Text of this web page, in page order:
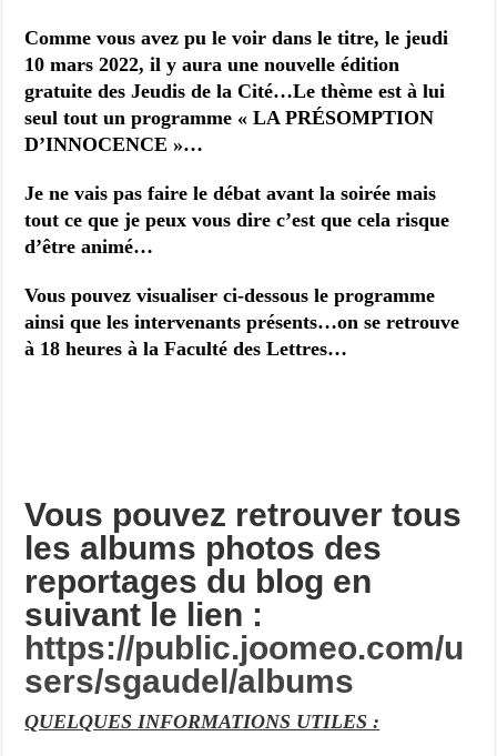
Comme vous avez pu le voir dans le titre, le jeudi
10 mars 2022, il y aura une nouvelle édition
gratuite des Jeudis de la Cité…Le thème est à lui
seul tout un programme « LA PRÉSOMPTION
D’INNOCENCE »…
Je ne vais pas faire le débat avant la soirée mais
tout ce que je peux vous dire c’est que cela risque
d’être animé…
Vous pouvez visualiser ci-dessous le programme
ainsi que les intervenants présents…on se retrouve
à 18 heures à la Faculté des Lettres…
Vous pouvez retrouver tous
les albums photos des
reportages du blog en
suivant le lien :
https://public.joomeo.com/u
sers/sgaudel/albums
QUELQUES INFORMATIONS UTILES :